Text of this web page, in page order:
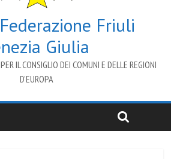
Friuli
Giulia
IL CONSIGLIO DEI COMUNI E DELLE REGIONI
D’EUROPA